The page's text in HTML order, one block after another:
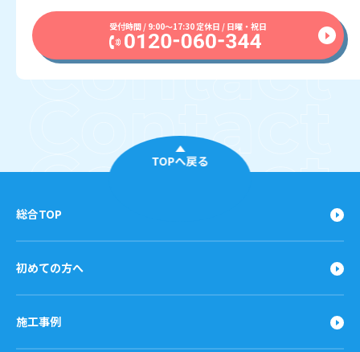
受付時間 / 9:00〜17:30 定休日 / 日曜・祝日
TOPへ戻る
総合TOP
初めての方へ
施工事例